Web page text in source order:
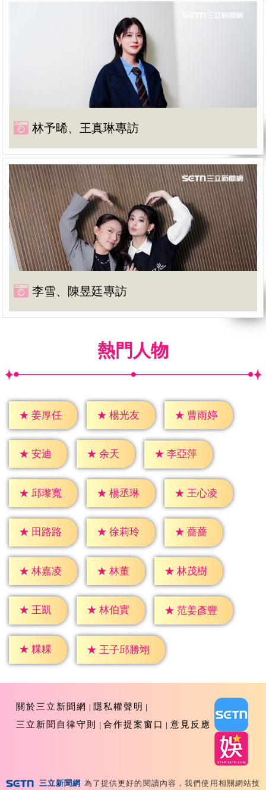
林予晞、王真琳專訪
李雪、陳昱廷專訪
熱門人物
★ 姜厚任 ★ 楊光友 ★ 曹雨婷
★ 安迪 ★ 余天 ★ 李亞萍
★ 邱瓈寬 ★ 楊丞琳 ★ 王心凌
★ 田路路 ★ 徐莉玲 ★ 薔薔
★ 林嘉凌 ★ 林董 ★ 林茂樹
★ 王凱 ★ 林伯實 ★ 范姜彥豐
★ 粿粿 ★ 王子邱勝翊
關於三立新聞網
隱私權聲明
三立新聞自律守則
合作提案窗口 意見反應
三立新聞網 為了提供更好的閱讀內容，我們使用相關網站技